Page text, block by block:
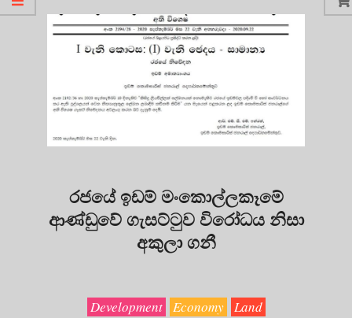
රජයේ ඉඩම් මංකොල්ලකෑමේ
ආණ්ඩුවේ ගැසට්ටුව විරෝධය නිසා
අකුලා ගනී
Development Economy Land